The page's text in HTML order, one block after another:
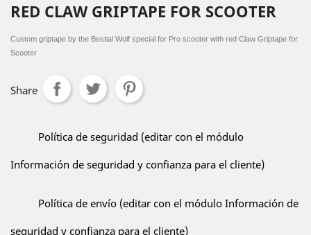
RED CLAW GRIPTAPE FOR SCOOTER
Custom griptape by the Bestial Wolf special for Pro scooter with red Claw Griptape for
Scooter
Share
Política de seguridad (editar con el módulo
Información de seguridad y confianza para el cliente)
Política de envío (editar con el módulo Información de
seguridad y confianza para el cliente)